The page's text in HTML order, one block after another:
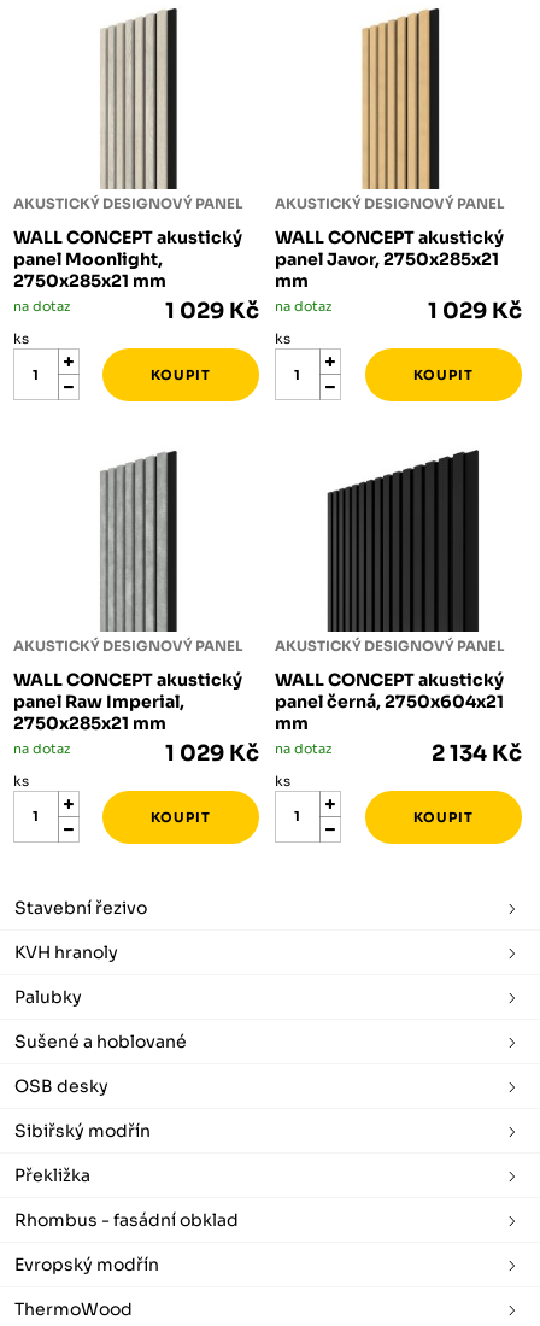
AKUSTICKÝ DESIGNOVÝ PANEL
WALL CONCEPT akustický
panel Moonlight,
2750x285x21 mm
na dotaz 1 029 Kč
ks
AKUSTICKÝ DESIGNOVÝ PANEL
WALL CONCEPT akustický
panel Javor, 2750x285x21
mm
na dotaz 1 029 Kč
ks
AKUSTICKÝ DESIGNOVÝ PANEL
WALL CONCEPT akustický
panel Raw Imperial,
2750x285x21 mm
na dotaz 1 029 Kč
ks
AKUSTICKÝ DESIGNOVÝ PANEL
WALL CONCEPT akustický
panel černá, 2750x604x21
mm
na dotaz 2 134 Kč
ks
Stavební řezivo
KVH hranoly
Palubky
Sušené a hoblované
OSB desky
Sibiřský modřín
Překližka
Rhombus - fasádní obklad
Evropský modřín
ThermoWood